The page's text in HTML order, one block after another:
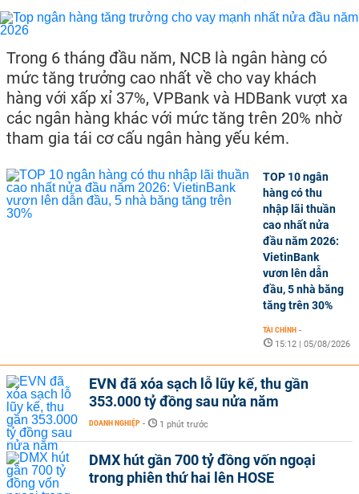
Trong 6 tháng đầu năm, NCB là ngân hàng có
mức tăng trưởng cao nhất về cho vay khách
hàng với xấp xỉ 37%, VPBank và HDBank vượt xa
các ngân hàng khác với mức tăng trên 20% nhờ
tham gia tái cơ cấu ngân hàng yếu kém.
TOP 10 ngân
hàng có thu
nhập lãi thuần
cao nhất nửa
đầu năm 2026:
VietinBank
vươn lên dẫn
đầu, 5 nhà băng
tăng trên 30%
TÀI CHÍNH -
15:12 | 05/08/2026
EVN đã xóa sạch lỗ lũy kế, thu gần
353.000 tỷ đồng sau nửa năm
DOANH NGHIỆP - 1 phút trước
DMX hút gần 700 tỷ đồng vốn ngoại
trong phiên thứ hai lên HOSE